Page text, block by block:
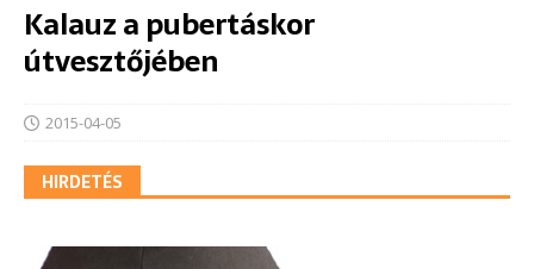
Kalauz a pubertáskor
útvesztőjében
2015-04-05
HIRDETÉS